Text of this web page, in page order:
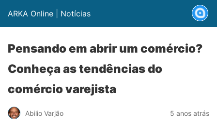
ARKA Online | Notícias
Pensando em abrir um comércio?
Conheça as tendências do
comércio varejista
Abilio Varjão 5 anos atrás